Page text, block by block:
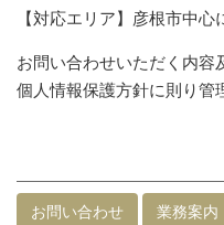
【対応エリア】彦根市中心
お問い合わせいただく内容
個人情報保護方針に則り管
お問い合わせ 業務案内